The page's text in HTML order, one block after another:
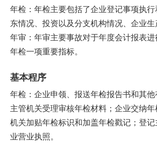
年检：年检主要包括了企业登记事项执
东情况、投资以及分支机构情况、企业生
年审：年审主要事故对于年度会计报表
年检一项重要指标。
基本程序
年检：企业申领、报送年检报告书和其
主管机关受理审核年检材料；企业交纳
机关加贴年检标识和加盖年检戳记；登
业营业执照。